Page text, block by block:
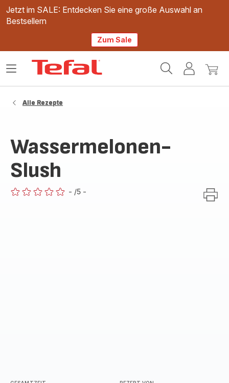
Jetzt im SALE: Entdecken Sie eine große Auswahl an
Bestsellern
Zum Sale
Mein
Mein
Das
Alle Rezepte
Wassermelonen-
Slush
- /5 -